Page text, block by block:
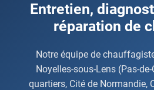
Entretien,
réparation de
Notre équipe de
Noyelles-sous-Lens (Pas-
quartiers, Cité de Normandie,